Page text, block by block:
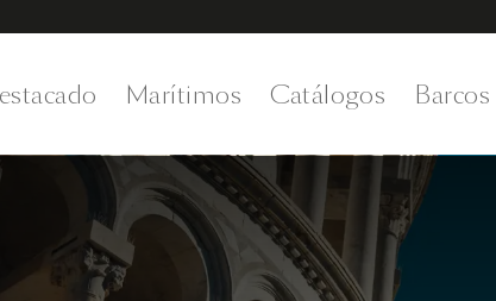
Marítimos Catálogos Barcos